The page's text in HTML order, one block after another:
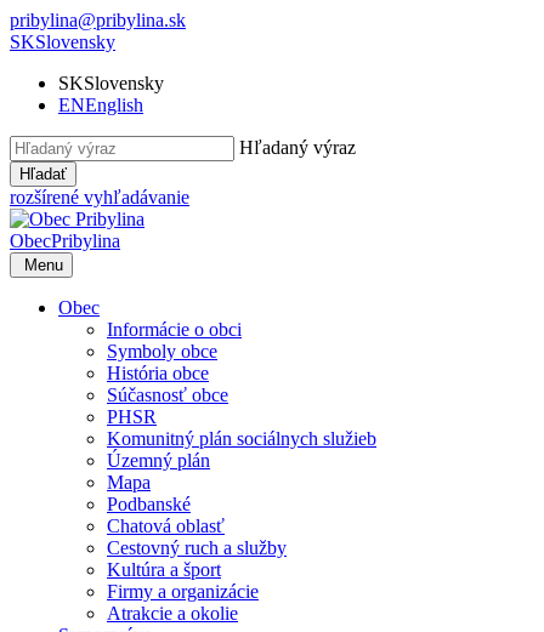
pribylina@pribylina.sk
SKSlovensky
SKSlovensky
ENEnglish
Hľadaný výraz
Hľadať
rozšírené vyhľadávanie
ObecPribylina
Menu
Obec
Informácie o obci
Symboly obce
História obce
Súčasnosť obce
PHSR
Komunitný plán sociálnych služieb
Územný plán
Mapa
Podbanské
Chatová oblasť
Cestovný ruch a služby
Kultúra a šport
Firmy a organizácie
Atrakcie a okolie